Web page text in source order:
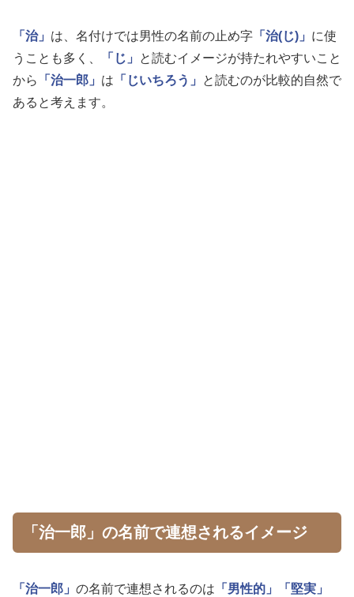
「治」 は、名付けでは男性の名前の止め字 「治(じ)」 に使
うことも多く、
「じ」
と読むイメージが持たれやすいこと
から
「治一郎」 は 「じいちろう」
と読むのが比較的自然で
あると考えます。
「治一郎」の名前で連想されるイメージ
「治一郎」 の名前で連想されるのは 「男性的」
「堅実」